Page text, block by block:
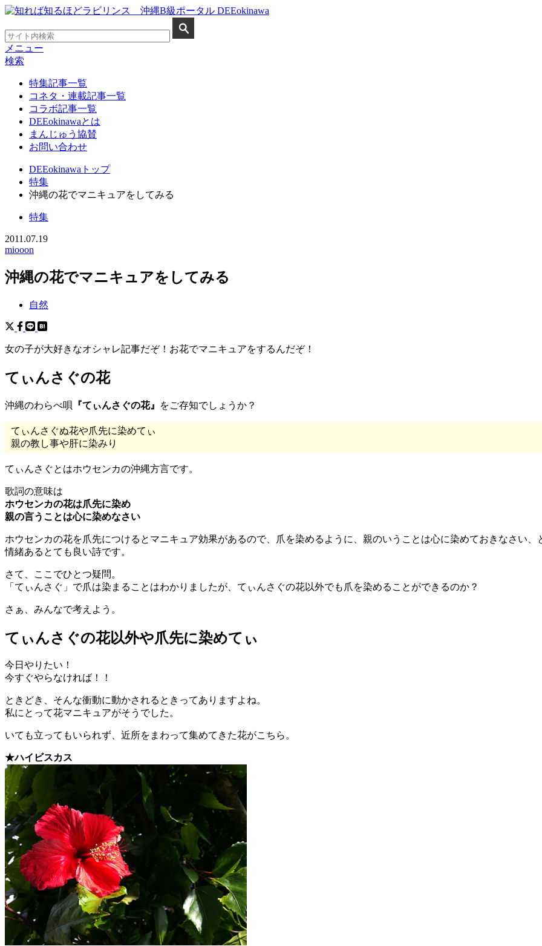
メニュー
検索
特集記事一覧
コネタ・連載記事一覧
コラボ記事一覧
DEEokinawaとは
まんじゅう協賛
お問い合わせ
DEEokinawaトップ
特集
沖縄の花でマニキュアをしてみる
特集
2011.07.19
miooon
沖縄の花でマニキュアをしてみる
自然
女の子が大好きなオシャレ記事だぞ！お花でマニキュアをするんだぞ！
てぃんさぐの花
沖縄のわらべ唄 『てぃんさぐの花』 をご存知でしょうか？
てぃんさぐぬ花や爪先に染めてぃ
親の教し事や肝に染みり
てぃんさぐとはホウセンカの沖縄方言です。
歌詞の意味は
ホウセンカの花は爪先に染め
親の言うことは心に染めなさい
ホウセンカの花を爪先につけるとマニキュア効果があるので、爪を染めるように、親のいうことは心に染めておきなさい、
情緒あるとても良い詩です。
さて、ここでひとつ疑問。
「てぃんさぐ」で爪は染まることはわかりましたが、てぃんさぐの花以外でも爪を染めることができるのか？
さぁ、みんなで考えよう。
てぃんさぐの花以外や爪先に染めてぃ
今日やりたい！
今すぐやらなければ！！
ときどき、そんな衝動に動かされるときってありますよね。
私にとって花マニキュアがそうでした。
いても立ってもいられず、近所をまわって集めてきた花がこちら。
★ハイビスカス